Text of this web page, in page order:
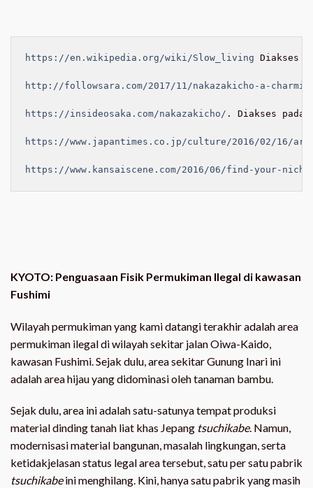
https://en.wikipedia.org/wiki/Slow_living Diakses
http://followsara.com/2017/11/nakazakicho-a-
https://insideosaka.com/nakazakicho/ . Diakses pada
https://www.japantimes.co.jp/culture/2016/02/16/arts/
https://www.kansaiscene.com/2016/06/find-your-
KYOTO: Penguasaan Fisik Permukiman Ilegal di kawasan
Fushimi
Wilayah permukiman yang kami datangi terakhir adalah area
permukiman ilegal di wilayah sekitar jalan Oiwa-Kaido,
kawasan Fushimi. Sejak dulu, area sekitar Gunung Inari ini
adalah area hijau yang didominasi oleh tanaman bambu.
Sejak dulu, area ini adalah satu-satunya tempat produksi
material dinding tanah liat khas Jepang tsuchikabe. Namun,
modernisasi material bangunan, masalah lingkungan, serta
ketidakjelasan status legal area tersebut, satu per satu pabrik
tsuchikabeini menghilang. Kini, hanya satu pabrik yang masih